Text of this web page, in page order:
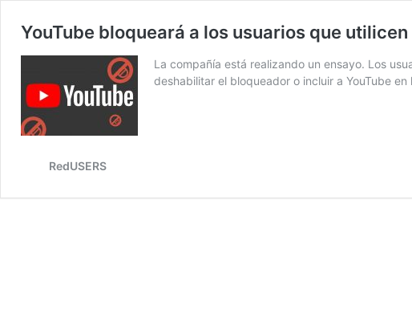
YouTube bloqueará a los usuarios que
La compañía está realizando un ensayo. Los
deshabilitar el bloqueador o incluir a YouTube
RedUSERS